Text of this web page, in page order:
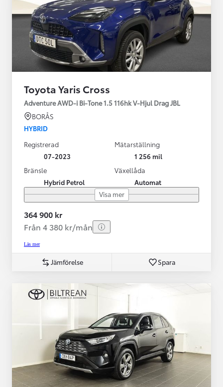
Toyota Yaris Cross
Adventure AWD-i Bi-Tone 1.5 116hk V-Hjul Drag JBL
BORÅS
HYBRID
Registrerad
07-2023
Mätarställning
1 256 mil
Bränsle
Hybrid Petrol
Växellåda
Automat
Visa mer
364 900 kr
Från 4 380 kr/mån
Läs mer
Jämförelse Spara